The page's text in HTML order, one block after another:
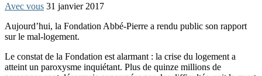
Avec vous 31 janvier 2017
Aujourd’hui, la Fondation Abbé-Pierre a rendu public son rapport
sur le mal-logement.
Le constat de la Fondation est alarmant : la crise du logement a
atteint un paroxysme inquiétant. Plus de quinze millions de